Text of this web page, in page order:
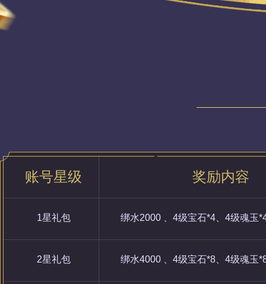
账号星级 奖励内容
1星礼包 绑水2000 、4级宝石*4、4级魂玉
2星礼包 绑水4000 、4级宝石*8、4级魂玉